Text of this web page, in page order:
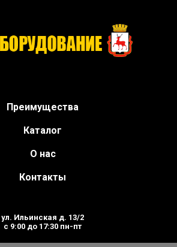
Преимущества
Каталог
О нас
Контакты
ул. Ильинская д. 13/2
с 9:00 до 17:30 пн-пт
Мозаично-шлифовальные
официального дилера.